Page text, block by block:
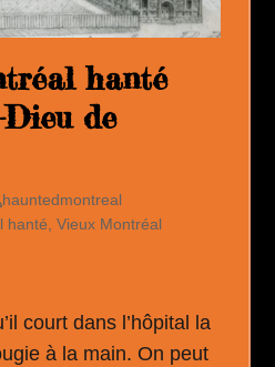
hanté
de
hauntedmontreal
hanté,Vieux Montréal
court dans l’hôpital la
à la main. On peut